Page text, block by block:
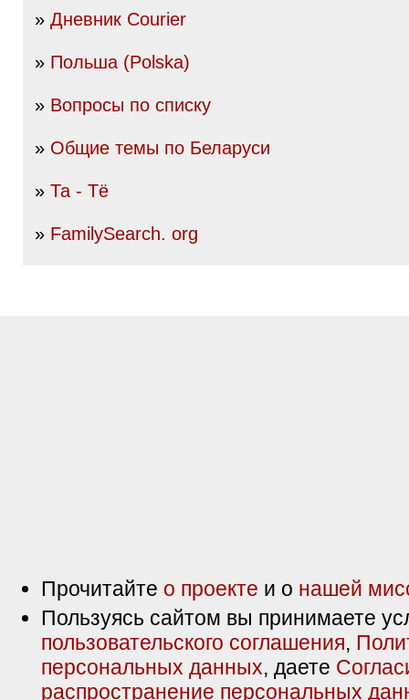
» Дневник Courier
» Польша (Polska)
» Вопросы по списку
» Общие темы по Беларуси
» Та - Тё
» FamilySearch. org
Прочитайте о проекте и о нашей
Пользуясь сайтом вы принимаете
пользовательского соглашения,
персональных данных, даете
распространение персональных